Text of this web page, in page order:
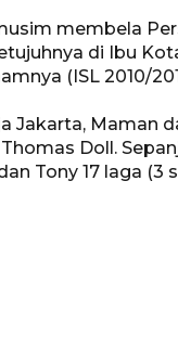
membela
di Ibu
(ISL 2010/
Jakarta, Maman
Doll.
Tony 17 laga (3